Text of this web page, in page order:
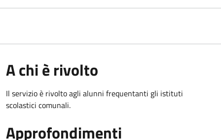
A chi è rivolto
Il servizio è rivolto agli alunni frequentanti gli istituti
scolastici comunali.
Approfondimenti